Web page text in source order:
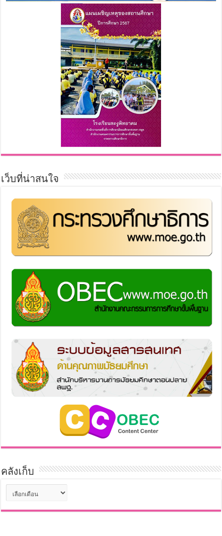
เว็บที่น่าสนใจ
คลังเก็บ
เก็บ